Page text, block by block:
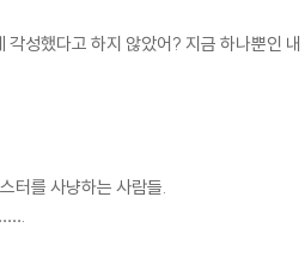
성했다고 하지 않았어? 지금 하나뿐인
터를 사냥하는 사람들.